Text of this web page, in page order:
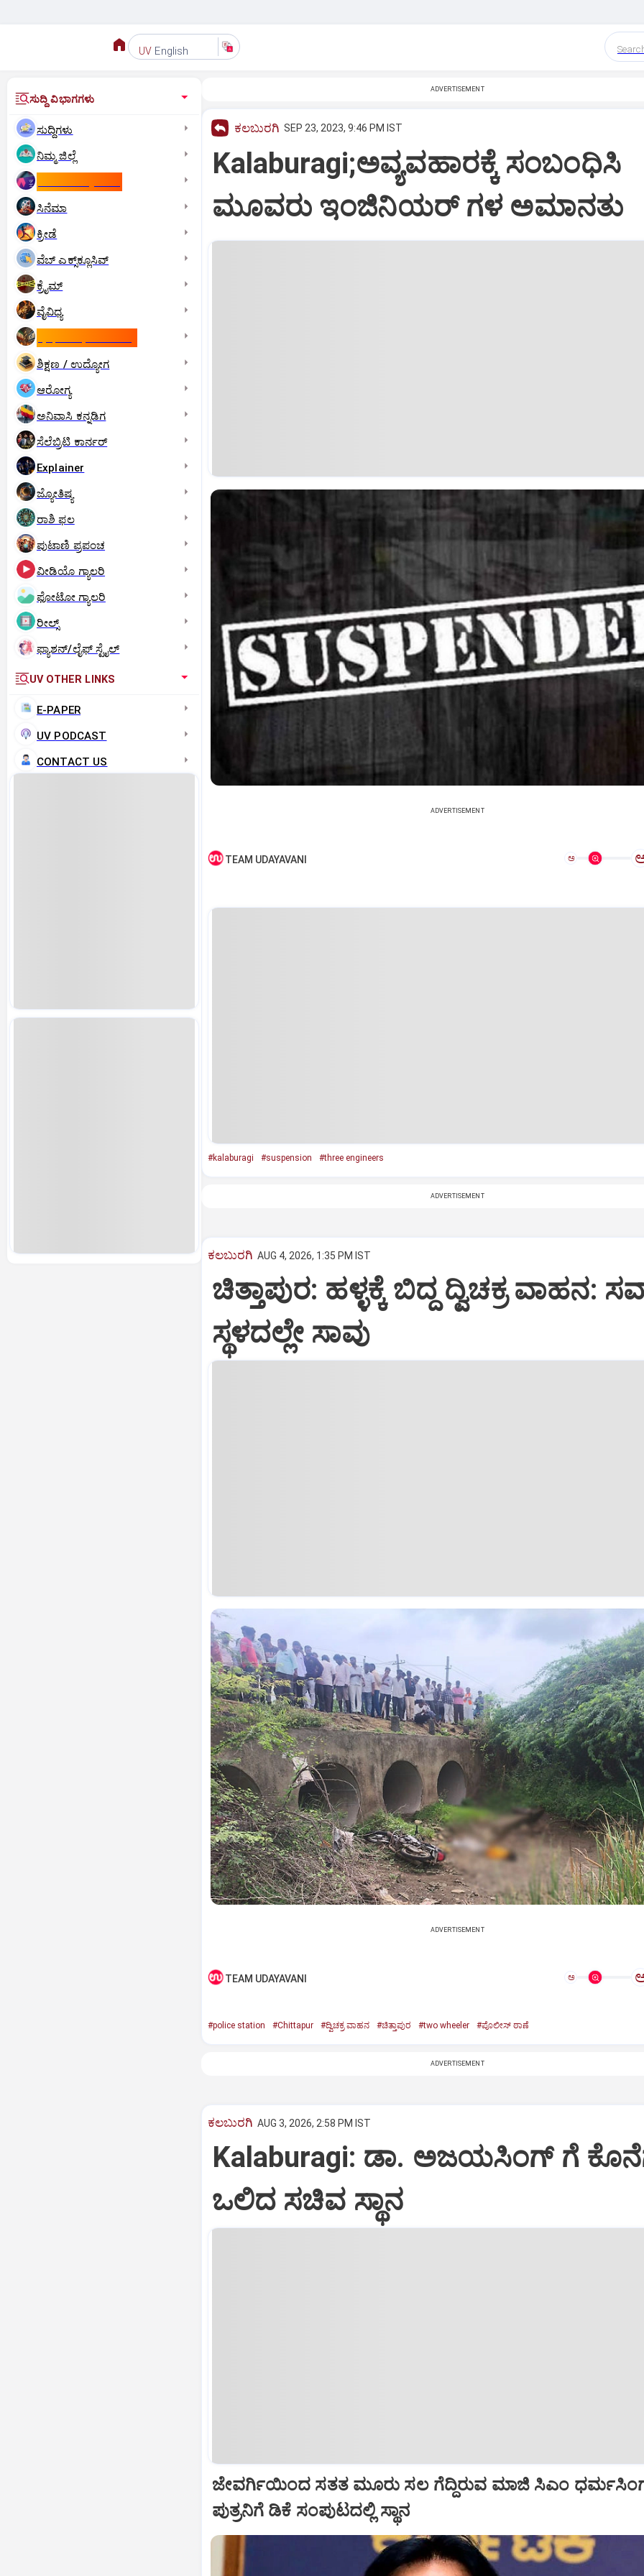
UV English
ಸುದ್ದಿ ವಿಭಾಗಗಳು
ಸುದ್ದಿಗಳು
ನಿಮ್ಮ ಜಿಲ್ಲೆ
ಸಿನೆಮಾ
ಕ್ರೀಡೆ
ವೆಬ್ ಎಕ್ಸ್‌ಕ್ಲೂಸಿವ್
ಕ್ರೈಮ್
ವೈವಿಧ್ಯ
ಶಿಕ್ಷಣ / ಉದ್ಯೋಗ
ಆರೋಗ್ಯ
ಅನಿವಾಸಿ ಕನ್ನಡಿಗ
ಸೆಲೆಬ್ರಿಟಿ ಕಾರ್ನರ್‌
Explainer
ಜ್ಯೋತಿಷ್ಯ
ರಾಶಿ ಫಲ
ಪುಟಾಣಿ ಪ್ರಪಂಚ
ವೀಡಿಯೊ ಗ್ಯಾಲರಿ
ಫೋಟೋ ಗ್ಯಾಲರಿ
ರೀಲ್ಸ್
ಫ್ಯಾಶನ್/ಲೈಫ್‌ ಸ್ಟೈಲ್
UV OTHER LINKS
E-PAPER
UV PODCAST
CONTACT US
ADVERTISEMENT
ಕಲಬುರಗಿ SEP 23, 2023, 9:46 PM IST
Kalaburagi;ಅವ್ಯವಹಾರಕ್ಕೆ ಸಂಬಂಧಿಸಿ
ಮೂವರು ಇಂಜಿನಿಯರ್ ಗಳ ಅಮಾನತು
ADVERTISEMENT
TEAM UDAYAVANI ಅ
#kalaburagi #suspension #three engineers
ADVERTISEMENT
ಕಲಬುರಗಿ AUG 4, 2026, 1:35 PM IST
ಚಿತ್ತಾಪುರ: ಹಳ್ಳಕ್ಕೆ ಬಿದ್ದ ದ್ವಿಚಕ್ರ ವಾಹನ:
ಸ್ಥಳದಲ್ಲೇ ಸಾವು
ADVERTISEMENT
TEAM UDAYAVANI ಅ
#police station #Chittapur #ದ್ವಿಚಕ್ರ ವಾಹನ #ಚಿತ್ತಾಪುರ #two wheeler #ಪೊಲೀಸ್ ಠಾಣೆ
ADVERTISEMENT
ಕಲಬುರಗಿ AUG 3, 2026, 2:58 PM IST
Kalaburagi: ಡಾ. ಅಜಯಸಿಂಗ್ ಗೆ
ಒಲಿದ ಸಚಿವ ಸ್ಥಾನ
ಜೇವರ್ಗಿಯಿಂದ ಸತತ ಮೂರು ಸಲ ಗೆದ್ದಿರುವ ಮಾಜಿ ಸಿಎಂ
ಪುತ್ರನಿಗೆ ಡಿಕೆ ಸಂಪುಟದಲ್ಲಿ ಸ್ಥಾನ